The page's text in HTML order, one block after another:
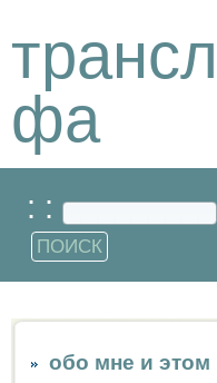
фа
: :
обо мне и этом